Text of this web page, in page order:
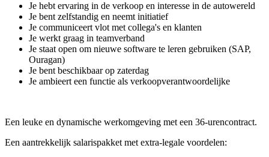
Je hebt ervaring in de verkoop en interesse in de autowereld
Je bent zelfstandig en neemt initiatief
Je communiceert vlot met collega's en klanten
Je werkt graag in teamverband
Je staat open om nieuwe software te leren gebruiken (SAP,
Ouragan)
Je bent beschikbaar op zaterdag
Je ambieert een functie als verkoopverantwoordelijke
Een leuke en dynamische werkomgeving met een 36-urencontract.
Een aantrekkelijk salarispakket met extra-legale voordelen: